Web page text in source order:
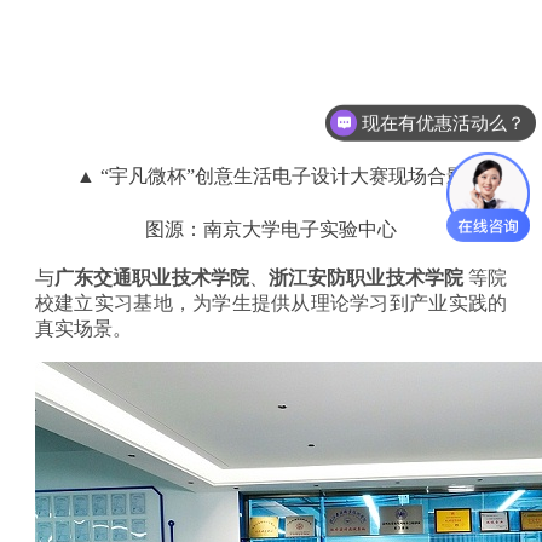
▲ “宇凡微杯”创意生活电子设计大赛现场合影
图源：南京大学电子实验中心
与广东交通职业技术学院、浙江安防职业技术学院 等院
校建立实习基地，为学生提供从理论学习到产业实践的
真实场景。
可以介绍下你们的产品么？